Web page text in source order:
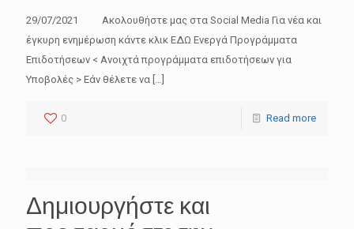
29/07/2021 Ακολουθήστε μας στα Social Media Για νέα και
έγκυρη ενημέρωση κάντε κλικ ΕΔΩ Ενεργά Προγράμματα
Επιδοτήσεων < Ανοιχτά προγράμματα επιδοτήσεων για
Υποβολές > Εάν θέλετε να
0 Read more
Δημιουργήστε και